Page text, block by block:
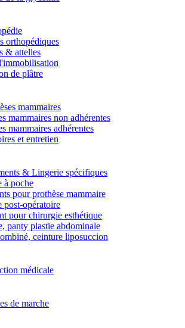
orthopédiques
& attelles
de plâtre
mammaires
mammaires non adhérentes
mammaires adhérentes
et entretien
& Lingerie spécifiques
à poche
pour prothèse mammaire
post-opératoire
pour chirurgie esthétique
panty plastie abdominale
ceinture liposuccion
médicale
de marche